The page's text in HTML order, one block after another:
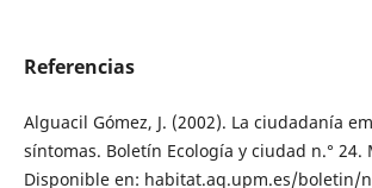
Referencias
Alguacil Gómez, J. (2002). La ciudadanía
síntomas. Boletín Ecología y ciudad n.° 24.
Disponible en: habitat.aq.upm.es/boletin/